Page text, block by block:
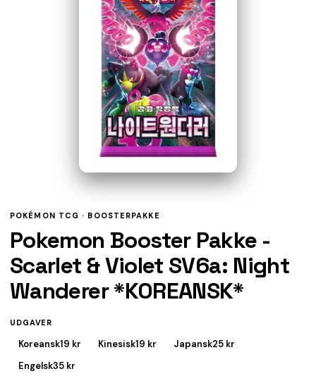
POKÉMON TCG · BOOSTERPAKKE
Pokemon Booster Pakke -
Scarlet & Violet SV6a: Night
Wanderer *KOREANSK*
UDGAVER
Koreansk19 kr Kinesisk19 kr Japansk25 kr
Engelsk35 kr